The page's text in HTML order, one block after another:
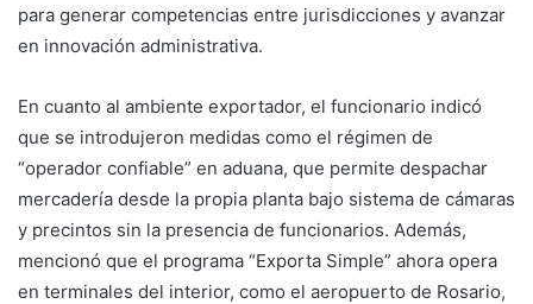
para generar competencias entre jurisdicciones y avanzar
en innovación administrativa.
En cuanto al ambiente exportador, el funcionario indicó
que se introdujeron medidas como el régimen de
“operador confiable” en aduana, que permite despachar
mercadería desde la propia planta bajo sistema de cámaras
y precintos sin la presencia de funcionarios. Además,
mencionó que el programa “Exporta Simple” ahora opera
en terminales del interior, como el aeropuerto de Rosario,